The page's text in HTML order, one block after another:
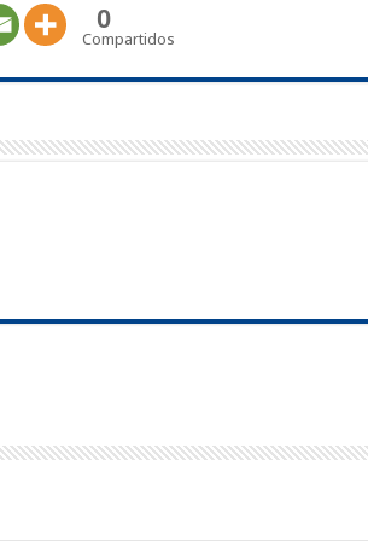
0
Compartidos